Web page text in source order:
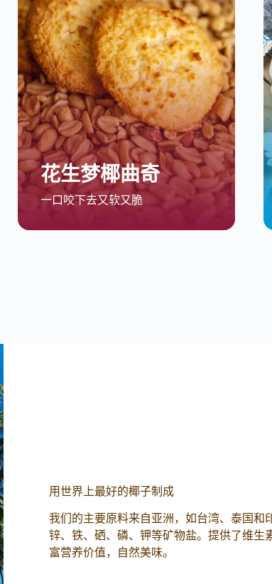
花生梦椰曲奇
一口咬下去又软又脆
用世界上最好的椰子制成
我们的主要原料来自亚洲，如台湾、泰国和
锌、铁、硒、磷、钾等矿物盐。提供了维生
富营养价值，自然美味。